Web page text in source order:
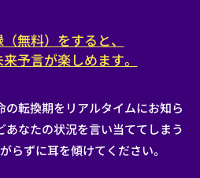
無料）をすると、
予言が楽しめます。
の転換期をリアルタイムにお知ら
なたの状況を言い当ててしまう
らずに耳を傾けてください。